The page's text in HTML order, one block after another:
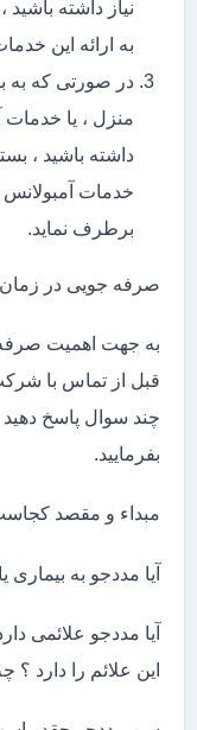
نیاز داشته
به ارائه این
در صورتی که به
منزل ، یا خدمات
داشته باشید ،
خدمات آمبولانس
برطرف نماید.
صرفه جویی در زمان
به جهت اهمیت
قبل از تماس با
چند سوال پاسخ دهید
بفرمایید.
مبداء و مقصد
آیا مددجو به
آیا مددجو علائمی
این علائم را دارد ؟